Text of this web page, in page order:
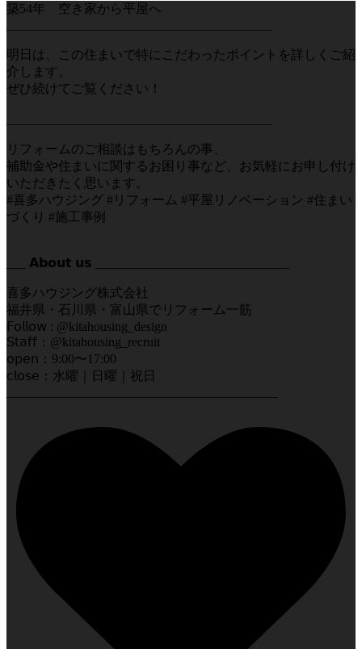
築54年 空き家から平屋へ
明日は、この住まいで特にこだわったポイントを詳しくご紹
介します。
ぜひ続けてご覧ください！
リフォームのご相談はもちろんの事、
補助金や住まいに関するお困り事など、お気軽にお申し付け
いただきたく思います。
#喜多ハウジング #リフォーム #平屋リノベーション #住まい
づくり #施工事例
___ 𝗔𝗯𝗼𝘂𝘁 𝘂𝘀 ______________________________
喜多ハウジング株式会社
福井県・石川県・富山県でリフォーム一筋
𝖥𝗈𝗅𝗅𝗈𝗐 : @kitahousing_design
𝖲𝗍𝖺𝖿𝖿：@kitahousing_recruit
𝗈𝗉𝖾𝗇：9:00〜17:00
𝖼𝗅𝗈𝗌𝖾：水曜｜日曜｜祝日